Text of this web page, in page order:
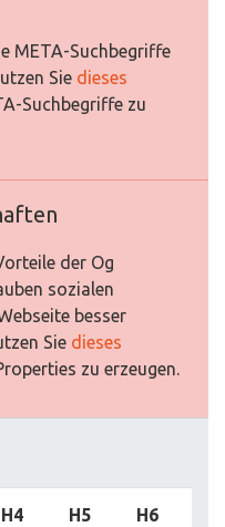
META-Suchbegriffe
Sie dieses
Suchbegriffe zu
der Og
sozialen
besser
Sie dieses
zu erzeugen.
H4 H5 H6